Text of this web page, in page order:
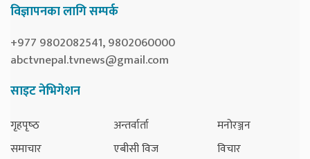
विज्ञापनका लागि सम्पर्क
+977 9802082541, 9802060000
abctvnepal.tvnews@gmail.com
साइट नेभिगेशन
गृहपृष्‍ठ
समाचार
अन्तर्वार्ता
एबीसी विज
मनोरञ्जन
विचार